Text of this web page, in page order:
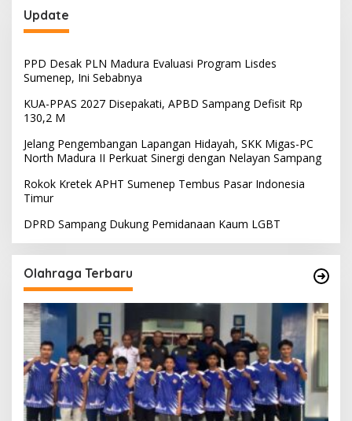
Update
PPD Desak PLN Madura Evaluasi Program Lisdes
Sumenep, Ini Sebabnya
KUA-PPAS 2027 Disepakati, APBD Sampang Defisit Rp
130,2 M
Jelang Pengembangan Lapangan Hidayah, SKK Migas-PC
North Madura II Perkuat Sinergi dengan Nelayan Sampang
Rokok Kretek APHT Sumenep Tembus Pasar Indonesia
Timur
DPRD Sampang Dukung Pemidanaan Kaum LGBT
Olahraga Terbaru